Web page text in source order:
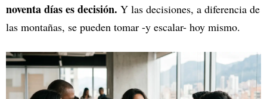
noventa días es decisión. Y las decisiones, a diferencia de
las montañas, se pueden tomar -y escalar- hoy mismo.